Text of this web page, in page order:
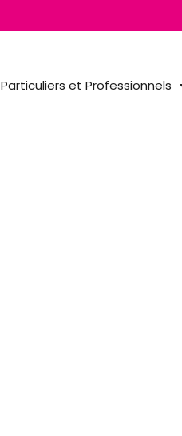
Particuliers et Professionnels